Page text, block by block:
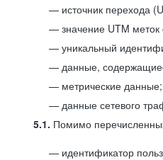
источник перехода
значение UTM
уникальный
данные,
метрические данные;
данные сетевого
5.1. Помимо
идентификатор